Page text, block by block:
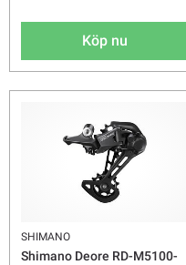
Köp nu
SHIMANO
Shimano Deore RD-M5100-